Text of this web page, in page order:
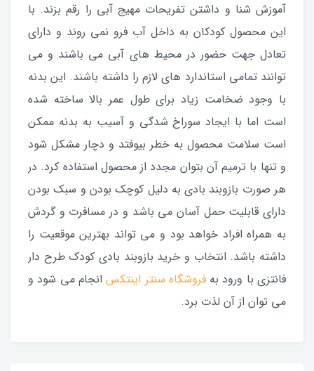
آموزش شنا و داشتن تفریحات مهیج آبی را رقم بزند. با
این محصول کودکان به داخل آب فرو نمی روند و دارای
تعادل جهت حضور در محیط های آبی می باشند و می
توانند تمامی استاندارد های لازم را داشته باشند. این بدنه
با وجود ضخامت زیاد برای طول عمر بالا ساخته شده
است اما با ایجاد سوراخ شدگی و آسیب به بدنه ممکن
است سلامت محصول به خطر بیوفتد و دچار مشکل شود
و تنها با ترمیم آن بتوان مجدد از محصول استفاده کرد. در
هر صورت بازوبند بادی به دلیل کوچک بودن و سبک بودن
دارای قابلیت حمل آسان می باشد و در مسافرت و گردش
به همراه افراد خواهد بود و می تواند بهترین موقعیت را
داشته باشد. انتخاب و خرید بازوبند بادی کودک طرح دار
فانتزی با ورود بهفروشگاه سنتر اینتکسانجام می شود و
می توان از آن لذت برد.